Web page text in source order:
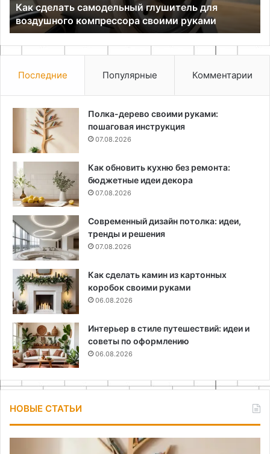
руками
Как сделать самодельный глушитель для
воздушного компрессора своими руками
Последние Популярные Комментарии
Полка-дерево своими руками:
пошаговая инструкция
07.08.2026
Как обновить кухню без ремонта:
бюджетные идеи декора
07.08.2026
Современный дизайн потолка: идеи,
тренды и решения
07.08.2026
Как сделать камин из картонных
коробок своими руками
06.08.2026
Интерьер в стиле путешествий: идеи и
советы по оформлению
06.08.2026
НОВЫЕ СТАТЬИ